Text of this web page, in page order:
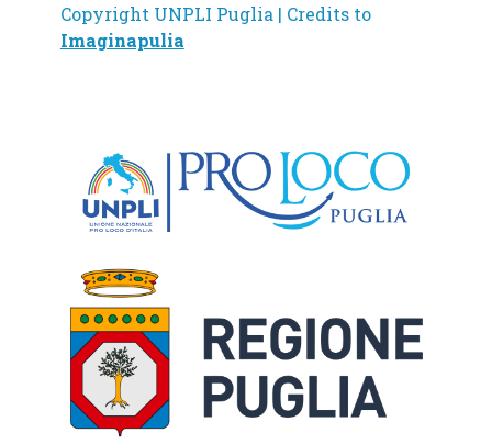
Copyright UNPLI Puglia | Credits to
Imaginapulia